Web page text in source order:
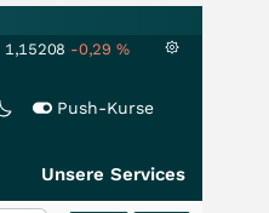
1,15208 -0,29 %
Push-Kurse
Unsere Services